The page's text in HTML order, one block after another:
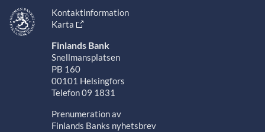
Kontaktinformation
Karta
Finlands Bank
Snellmansplatsen
PB 160
00101 Helsingfors
Telefon 09 1831
Prenumeration av
Finlands Banks nyhetsbrev